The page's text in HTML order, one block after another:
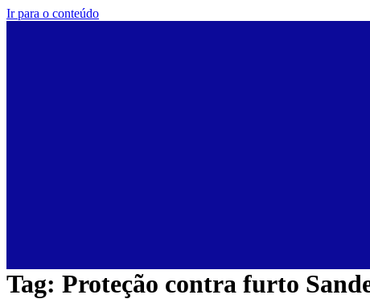
Ir para o conteúdo
Tag: Proteção contra furto